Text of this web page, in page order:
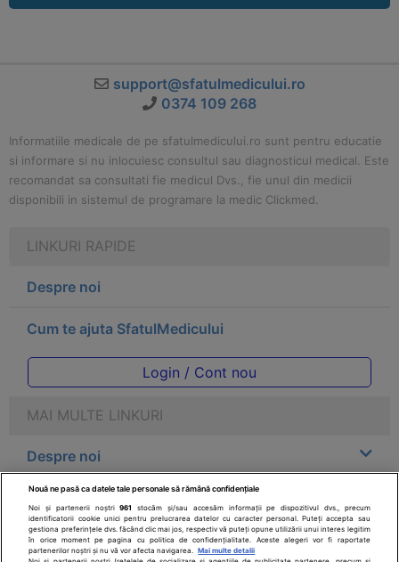
support@sfatulmedicului.ro
0374 109 268
Informatiile medicale de pe sfatulmedicului.ro sunt pentru educatie
si informare si nu inlocuiesc consultul sau diagnosticul medical. Este
recomandat sa consultati fie medicul Dvs., fie unul din medicii
disponibili in sistemul de programare la medic Clickmed.
LINKURI RAPIDE
Despre noi
Cum te ajuta SfatulMedicului
Login / Cont nou
MAI MULTE LINKURI
Despre noi
Legal
Drepturile consumatorului
Nouă ne pasă ca datele tale personale să rămână confidențiale
Noi și partenerii noștri961
stocăm și/sau accesăm informații pe dispozitivul dvs., precum
identificatorii cookie unici pentru prelucrarea datelor cu caracter personal. Puteți accepta sau
gestiona preferințele dvs. făcând clic mai jos, respectiv vă puteți opune utilizării unui interes legitim
în orice moment pe pagina cu politica de confidențialitate. Aceste alegeri vor fi raportate
partenerilor noștri și nu vă vor afecta navigarea.
Mai multe detalii